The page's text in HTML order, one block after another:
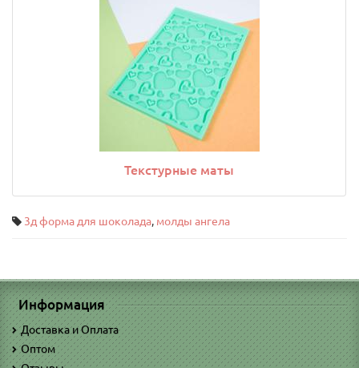
Текстурные маты
3д форма для шоколада, молды ангела
Информация
Доставка и Оплата
Оптом